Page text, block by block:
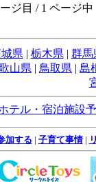
ジ目 / 1 ページ中
県 | 栃木県 | 群馬
山県 | 鳥取県 | 島
テル・宿泊施設
加する | 子育て事情|